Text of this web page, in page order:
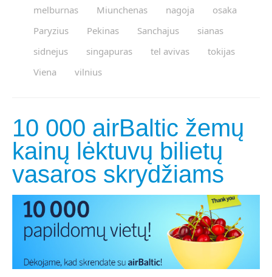
melburnas
Miunchenas nagoja
osaka
Paryzius
Pekinas Sanchajus
sianas
sidnejus
singapuras tel avivas
tokijas
Viena
vilnius
10 000 airBaltic žemų
kainų lėktuvų bilietų
vasaros skrydžiams